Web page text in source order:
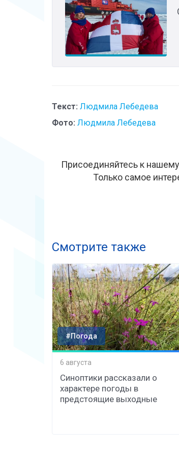
Текст: Людмила Лебедева
Фото: Людмила Лебедева
Присоединяйтесь к
Только самое
Смотрите также
#Погода
6 августа
Синоптики рассказали о
характере погоды в
предстоящие выходные